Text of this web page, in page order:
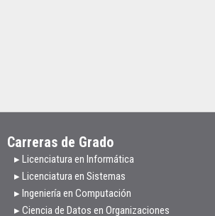
Carreras de Grado
▸ Licenciatura en Informática
▸ Licenciatura en Sistemas
▸ Ingeniería en Computación
▸ Ciencia de Datos en Organizaciones